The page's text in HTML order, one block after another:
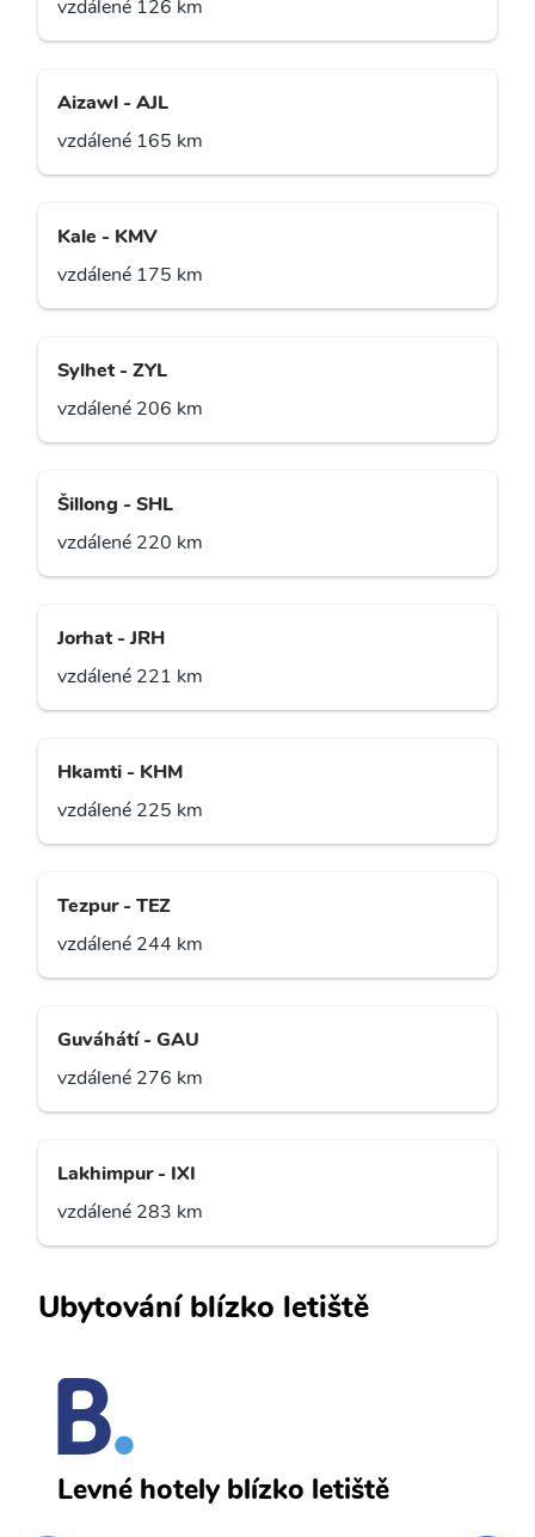
vzdálené 126 km
Aizawl - AJL
vzdálené 165 km
Kale - KMV
vzdálené 175 km
Sylhet - ZYL
vzdálené 206 km
Šillong - SHL
vzdálené 220 km
Jorhat - JRH
vzdálené 221 km
Hkamti - KHM
vzdálené 225 km
Tezpur - TEZ
vzdálené 244 km
Guváhátí - GAU
vzdálené 276 km
Lakhimpur - IXI
vzdálené 283 km
Ubytování blízko letiště
Levné hotely blízko letiště